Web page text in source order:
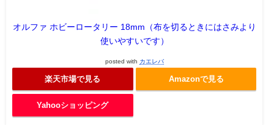
オルファ ホビーロータリー 18mm（布を切るときにはさみより
使いやすいです）
posted with カエレバ
楽天市場で見る Amazonで見る
Yahooショッピング